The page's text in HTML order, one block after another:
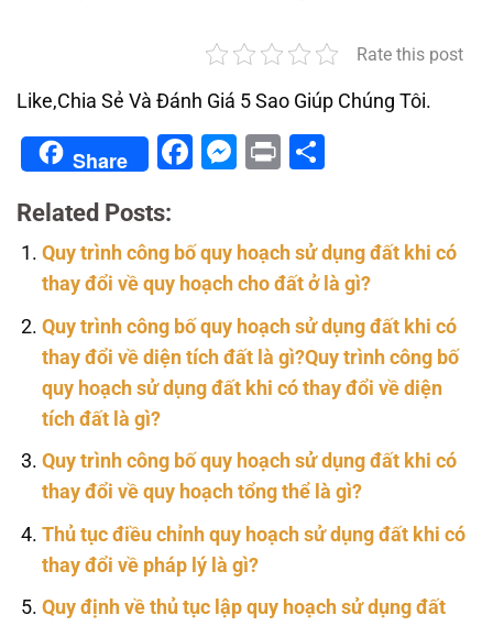
Rate this post
Like,Chia Sẻ Và Đánh Giá 5 Sao Giúp Chúng Tôi.
Share Facebook
Messenger
Print
Related Posts:
Quy trình công bố quy hoạch sử dụng đất khi có
thay đổi về quy hoạch cho đất ở là gì?
Quy trình công bố quy hoạch sử dụng đất khi có
thay đổi về diện tích đất là gì?Quy trình công bố
quy hoạch sử dụng đất khi có thay đổi về diện
tích đất là gì?
Quy trình công bố quy hoạch sử dụng đất khi có
thay đổi về quy hoạch tổng thể là gì?
Thủ tục điều chỉnh quy hoạch sử dụng đất khi có
thay đổi về pháp lý là gì?
Quy định về thủ tục lập quy hoạch sử dụng đất